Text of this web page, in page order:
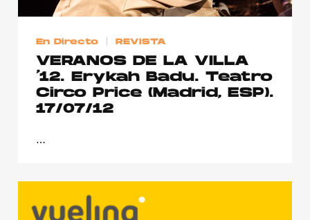
En Directo REVISTA
VERANOS DE LA VILLA
’12. Erykah Badu. Teatro
Circo Price (Madrid, ESP).
17/07/12
…